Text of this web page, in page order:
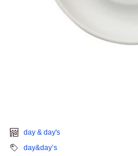
day & day's
day&day’s